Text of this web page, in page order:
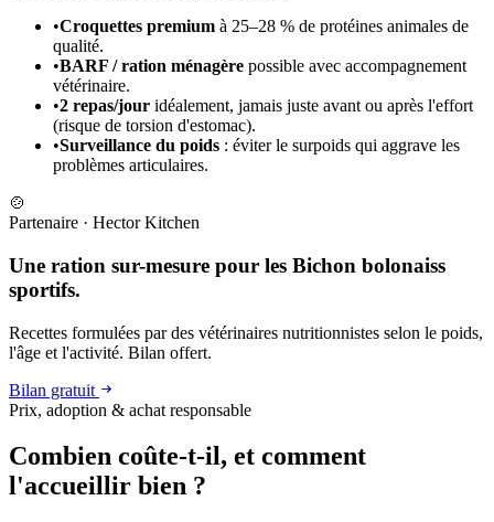
•Croquettes premium à 25–28 % de protéines animales de
qualité.
•BARF / ration ménagère possible avec accompagnement
vétérinaire.
•2 repas/jour idéalement, jamais juste avant ou après l'effort
(risque de torsion d'estomac).
•Surveillance du poids : éviter le surpoids qui aggrave les
problèmes articulaires.
🍲
Partenaire · Hector Kitchen
Une ration sur-mesure pour les Bichon bolonaiss
sportifs.
Recettes formulées par des vétérinaires nutritionnistes selon le poids,
l'âge et l'activité. Bilan offert.
Bilan gratuit
Prix, adoption & achat responsable
Combien coûte-t-il, et comment
l'accueillir bien ?